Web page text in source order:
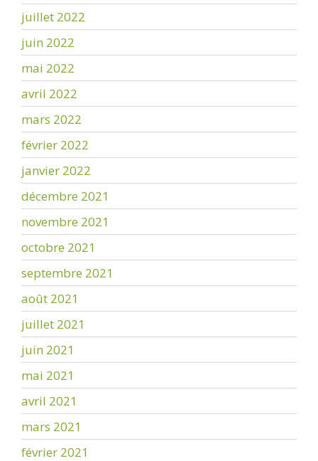
juillet 2022
juin 2022
mai 2022
avril 2022
mars 2022
février 2022
janvier 2022
décembre 2021
novembre 2021
octobre 2021
septembre 2021
août 2021
juillet 2021
juin 2021
mai 2021
avril 2021
mars 2021
février 2021